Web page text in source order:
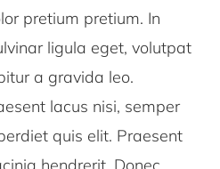
pretium pretium. In
ligula eget, volutpat
a gravida leo.
lacus nisi, semper
quis elit. Praesent